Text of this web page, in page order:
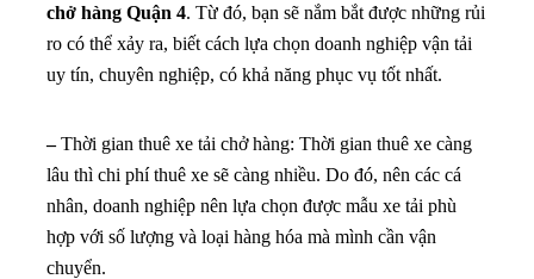
chở hàng Quận 4. Từ đó, bạn sẽ nắm bắt được những rủi
ro có thể xảy ra, biết cách lựa chọn doanh nghiệp vận tải
uy tín, chuyên nghiệp, có khả năng phục vụ tốt nhất.
–Thời gian thuê xe tải chở hàng: Thời gian thuê xe càng
lâu thì chi phí thuê xe sẽ càng nhiều. Do đó, nên các cá
nhân, doanh nghiệp nên lựa chọn được mẫu xe tải phù
hợp với số lượng và loại hàng hóa mà mình cần vận
chuyển.